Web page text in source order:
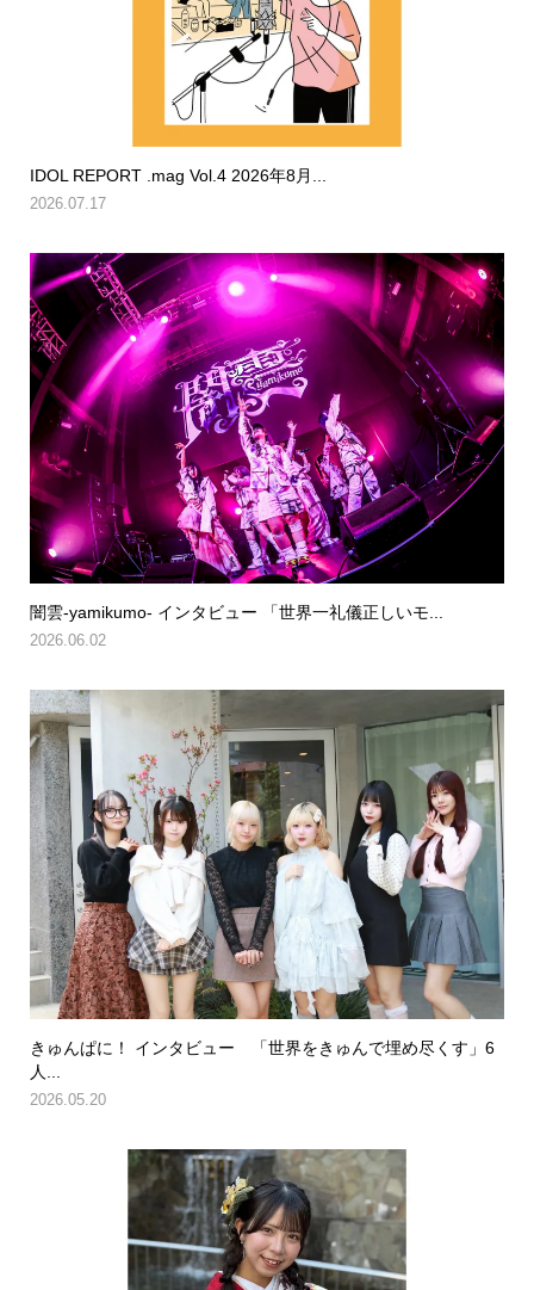
IDOL REPORT .mag Vol.4 2026年8月...
2026.07.17
闇雲-yamikumo- インタビュー 「世界一礼儀正しいモ...
2026.06.02
きゅんぱに！ インタビュー 「世界をきゅんで埋め尽くす」6
人...
2026.05.20